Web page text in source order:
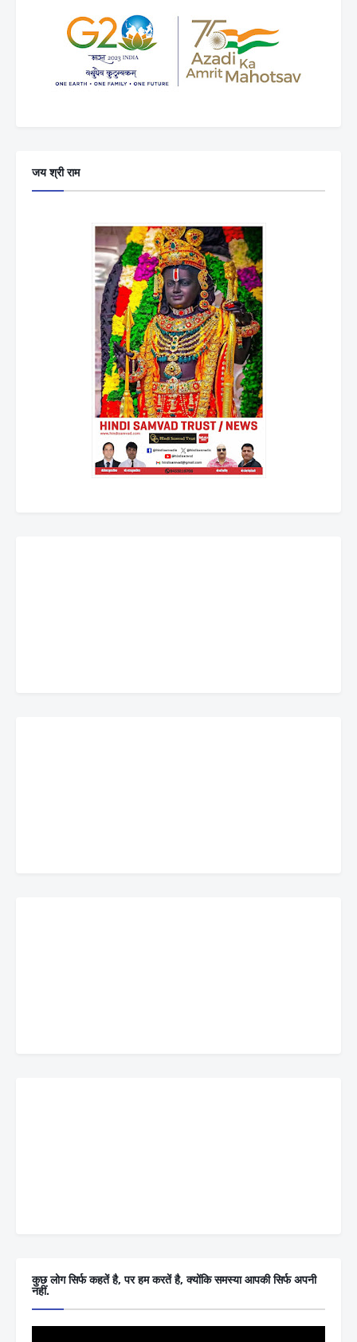
जय श्री राम
कुछ लोग सिर्फ कहतें है, पर हम करतें है, क्योंकि समस्या आपकी सिर्फ अपनी
नहीं.